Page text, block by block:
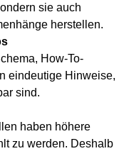
sie auch
herstellen.
How-To-
eindeutige Hinweise,
sind.
haben höhere
zu werden. Deshalb